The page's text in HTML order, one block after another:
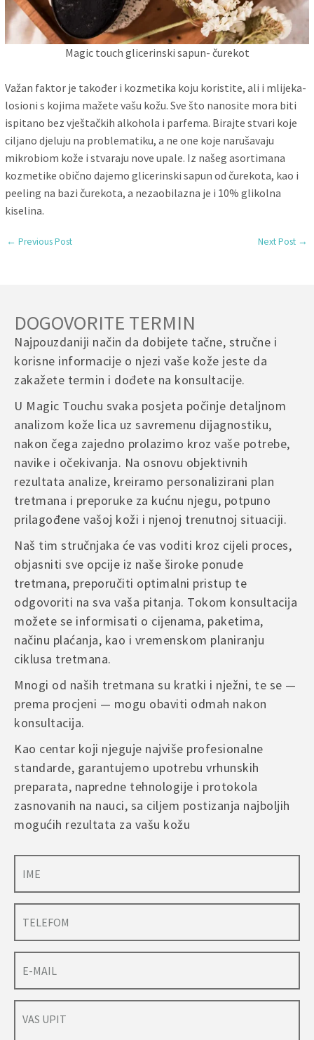
Magic touch glicerinski sapun- čurekot
Važan faktor je također i kozmetika koju koristite, ali i mlijeka-
losioni s kojima mažete vašu kožu. Sve što nanosite mora biti
ispitano bez vještačkih alkohola i parfema. Birajte stvari koje
ciljano djeluju na problematiku, a ne one koje narušavaju
mikrobiom kože i stvaraju nove upale. Iz našeg asortimana
kozmetike obično dajemo glicerinski sapun od čurekota, kao i
peeling na bazi čurekota, a nezaobilazna je i 10% glikolna
kiselina.
← Previous Post Next Post →
DOGOVORITE TERMIN
Najpouzdaniji način da dobijete tačne, stručne i
korisne informacije o njezi vaše kože jeste da
zakažete termin i dođete na konsultacije.
U Magic Touchu svaka posjeta počinje detaljnom
analizom kože lica uz savremenu dijagnostiku,
nakon čega zajedno prolazimo kroz vaše potrebe,
navike i očekivanja. Na osnovu objektivnih
rezultata analize, kreiramo personalizirani plan
tretmana i preporuke za kućnu njegu, potpuno
prilagođene vašoj koži i njenoj trenutnoj situaciji.
Naš tim stručnjaka će vas voditi kroz cijeli proces,
objasniti sve opcije iz naše široke ponude
tretmana, preporučiti optimalni pristup te
odgovoriti na sva vaša pitanja. Tokom konsultacija
možete se informisati o cijenama, paketima,
načinu plaćanja, kao i vremenskom planiranju
ciklusa tretmana.
Mnogi od naših tretmana su kratki i nježni, te se —
prema procjeni — mogu obaviti odmah nakon
konsultacija.
Kao centar koji njeguje najviše profesionalne
standarde, garantujemo upotrebu vrhunskih
preparata, napredne tehnologije i protokola
zasnovanih na nauci, sa ciljem postizanja najboljih
mogućih rezultata za vašu kožu